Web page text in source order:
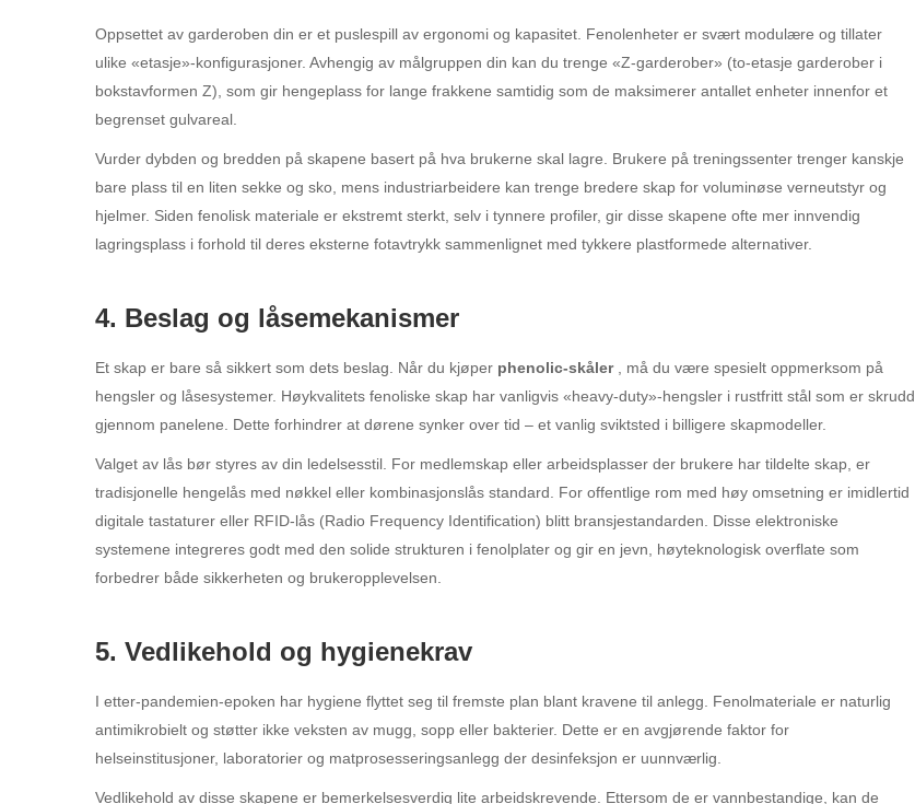
Oppsettet av garderoben din er et puslespill av ergonomi og kapasitet. Fenolenheter er svært modulære og tillater
ulike «etasje»-konfigurasjoner. Avhengig av målgruppen din kan du trenge «Z-garderober» (to-etasje garderober i
bokstavformen Z), som gir hengeplass for lange frakkene samtidig som de maksimerer antallet enheter innenfor et
begrenset gulvareal.
Vurder dybden og bredden på skapene basert på hva brukerne skal lagre. Brukere på treningssenter trenger kanskje
bare plass til en liten sekke og sko, mens industriarbeidere kan trenge bredere skap for voluminøse verneutstyr og
hjelmer. Siden fenolisk materiale er ekstremt sterkt, selv i tynnere profiler, gir disse skapene ofte mer innvendig
lagringsplass i forhold til deres eksterne fotavtrykk sammenlignet med tykkere plastformede alternativer.
4. Beslag og låsemekanismer
Et skap er bare så sikkert som dets beslag. Når du kjøper phenolic-skåler
, må du være spesielt oppmerksom på
hengsler og låsesystemer. Høykvalitets fenoliske skap har vanligvis «heavy-duty»-hengsler i rustfritt stål som er skrudd
gjennom panelene. Dette forhindrer at dørene synker over tid – et vanlig sviktsted i billigere skapmodeller.
Valget av lås bør styres av din ledelsesstil. For medlemskap eller arbeidsplasser der brukere har tildelte skap, er
tradisjonelle hengelås med nøkkel eller kombinasjonslås standard. For offentlige rom med høy omsetning er imidlertid
digitale tastaturer eller RFID-lås (Radio Frequency Identification) blitt bransjestandarden. Disse elektroniske
systemene integreres godt med den solide strukturen i fenolplater og gir en jevn, høyteknologisk overflate som
forbedrer både sikkerheten og brukeropplevelsen.
5. Vedlikehold og hygienekrav
I etter-pandemien-epoken har hygiene flyttet seg til fremste plan blant kravene til anlegg. Fenolmateriale er naturlig
antimikrobielt og støtter ikke veksten av mugg, sopp eller bakterier. Dette er en avgjørende faktor for
helseinstitusjoner, laboratorier og matprosesseringsanlegg der desinfeksjon er uunnværlig.
Vedlikehold av disse skapene er bemerkelsesverdig lite arbeidskrevende. Ettersom de er vannbestandige, kan de